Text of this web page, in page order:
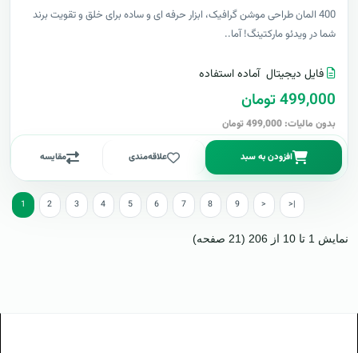
400 المان طراحی موشن گرافیک، ابزار حرفه ای و ساده برای خلق و تقویت برند
شما در ویدئو مارکتینگ! آما..
فایل دیجیتال آماده استفاده
499,000 تومان
بدون مالیات: 499,000 تومان
افزودن به سبد علاقه‌مندی مقایسه
1 2 3 4 5 6 7 8 9 > >|
نمایش 1 تا 10 از 206 (21 صفحه)